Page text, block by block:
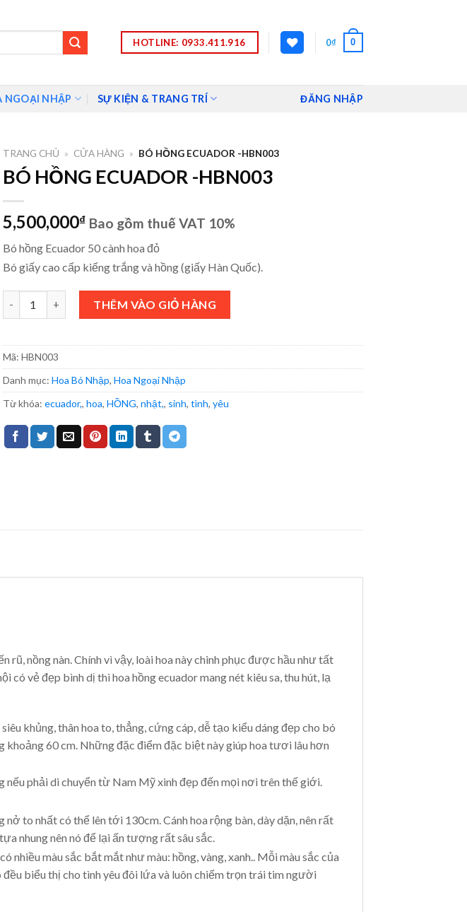
HOTLINE: 0933.411.916 0₫ 0
NGOẠI NHẬP SỰ KIỆN & TRANG TRÍ ĐĂNG NHẬP
TRANG CHỦ » CỬA HÀNG » BÓ HỒNG ECUADOR -HBN003
BÓ HỒNG ECUADOR -HBN003
5,500,000₫ Bao gồm thuế VAT 10%
Bó hồng Ecuador 50 cành hoa đỏ
Bó giấy cao cấp kiếng trắng và hồng (giấy Hàn Quốc).
BÓ HỒNG ECUADOR -HBN003 số lượng
THÊM VÀO GIỎ HÀNG
Mã: HBN003
Danh mục: Hoa Bó Nhập, Hoa Ngoại Nhập
Từ khóa: ecuador,, hoa, HỒNG, nhật,, sinh, tình, yêu
rũ, nồng nàn. Chính vì vậy, loài hoa này chinh phục được hầu như tất
vẻ đẹp bình dị thì hoa hồng ecuador mang nét kiêu sa, thu hút, lạ
khủng, thân hoa to, thẳng, cứng cáp, dễ tạo kiểu dáng đẹp cho bó
khoảng 60 cm. Những đặc điểm đặc biệt này giúp hoa tươi lâu hơn
nếu phải di chuyển từ Nam Mỹ xinh đẹp đến mọi nơi trên thế giới.
to nhất có thể lên tới 130cm. Cánh hoa rộng bàn, dày dặn, nên rất
nhung nên nó để lại ấn tượng rất sâu sắc.
màu sắc bắt mắt như màu: hồng, vàng, xanh.. Mỗi màu sắc của
biểu thị cho tình yêu đôi lứa và luôn chiếm trọn trái tim người